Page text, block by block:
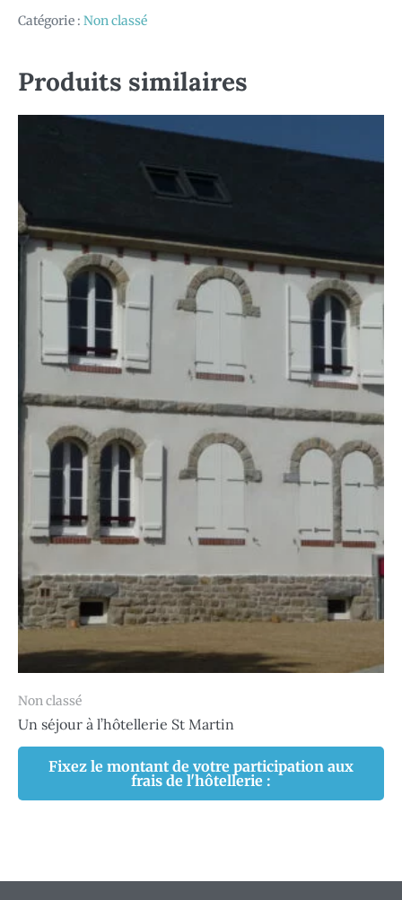
Catégorie : Non classé
Produits similaires
Non classé
Un séjour à l’hôtellerie St Martin
Fixez le montant de votre participation aux
frais de l'hôtellerie :